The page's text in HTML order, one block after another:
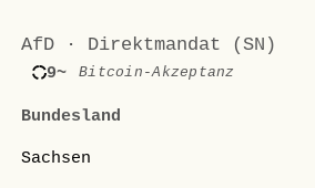
AfD · Direktmandat (SN)
9~ Bitcoin-Akzeptanz
Bundesland
Sachsen